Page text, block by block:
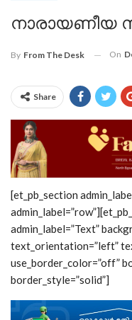
നാരായണീയ
By From The Desk On
Share
[et_pb_section
admin_label=”Text”
text_orientation=”left”
use_border_color=”off”
border_style=”solid”]